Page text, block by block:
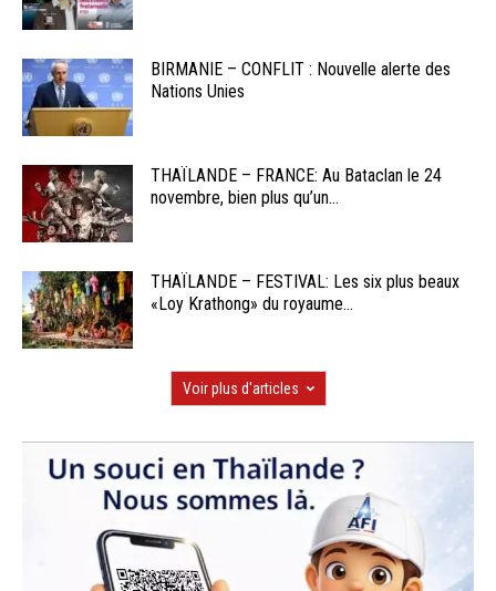
BIRMANIE – CONFLIT : Nouvelle alerte des
Nations Unies
THAÏLANDE – FRANCE: Au Bataclan le 24
novembre, bien plus qu’un...
THAÏLANDE – FESTIVAL: Les six plus beaux
«Loy Krathong» du royaume...
Voir plus d'articles